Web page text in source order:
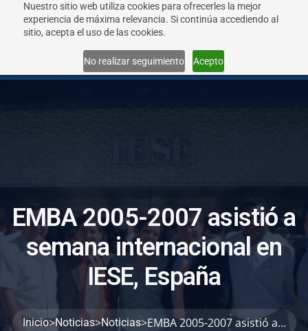
Nuestro sitio web utiliza cookies para ofrecerles la mejor
experiencia de máxima relevancia. Si continúa accediendo al
sitio, acepta el uso de las cookies.
No realizar seguimiento Acepto
EMBA2005-2007 asistióa
semana internacionalen
IESE, España
Inicio>Noticias>Noticias>EMBA 2005-2007 asistió a...